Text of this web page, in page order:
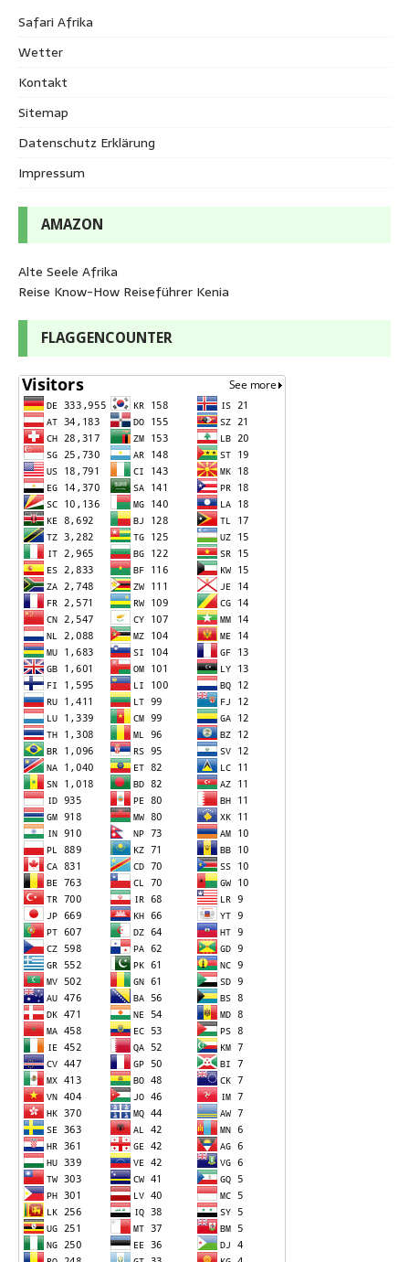
Safari Afrika
Wetter
Kontakt
Sitemap
Datenschutz Erklärung
Impressum
AMAZON
Alte Seele Afrika
Reise Know-How Reiseführer Kenia
FLAGGENCOUNTER